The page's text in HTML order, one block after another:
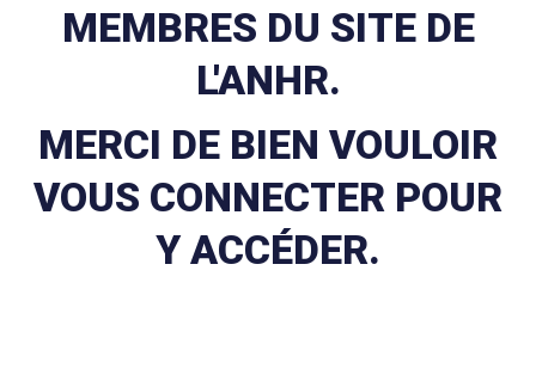
MEMBRES DU SITE DE
L'ANHR.
MERCI DE BIEN VOULOIR
VOUS CONNECTER POUR
Y ACCÉDER.